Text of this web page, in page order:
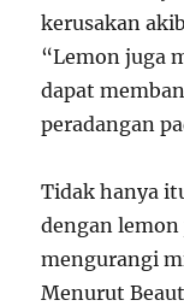
kerusakan
“Lemon juga
dapat
peradangan
Tidak hanya
dengan
mengurangi
Menurut